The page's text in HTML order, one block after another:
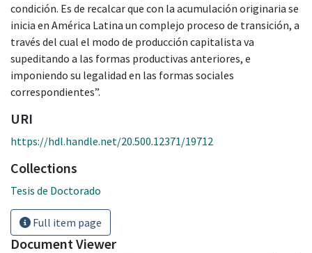
condición. Es de recalcar que con la acumulación originaria se
inicia en América Latina un complejo proceso de transición, a
través del cual el modo de producción capitalista va
supeditando a las formas productivas anteriores, e
imponiendo su legalidad en las formas sociales
correspondientes”.
URI
https://hdl.handle.net/20.500.12371/19712
Collections
Tesis de Doctorado
Full item page
Document Viewer